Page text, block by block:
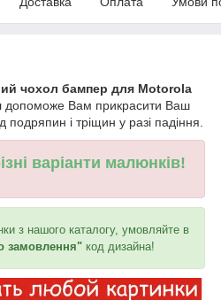
чохол бампер для Motorola
допоможе Вам прикрасити Ваш
подряпин і тріщин у разі падіння.
варіанти малюнків!
з нашого каталогу, умовляйте в
замовлення" код дизайна!